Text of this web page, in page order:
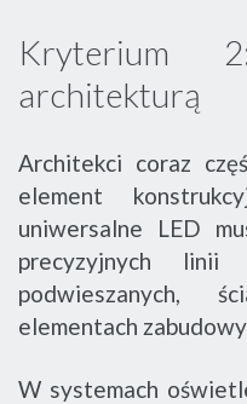
Kryterium
architekturą
Architekci coraz
element
uniwersalne LED
precyzyjnych
podwieszanych,
elementach
W systemach